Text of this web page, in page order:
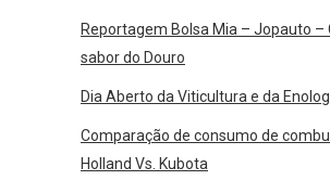
Reportagem Bolsa Mia – Jopauto –
sabor do Douro
Dia Aberto da Viticultura e da
Comparação de consumo de
Holland Vs. Kubota